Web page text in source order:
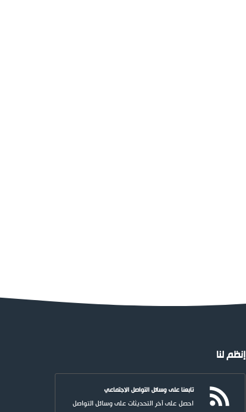
إنظم لنا
تابعنا على وسائل التواصل الاجتماعي
احصل على آخر التحديثات على وسائل التواصل